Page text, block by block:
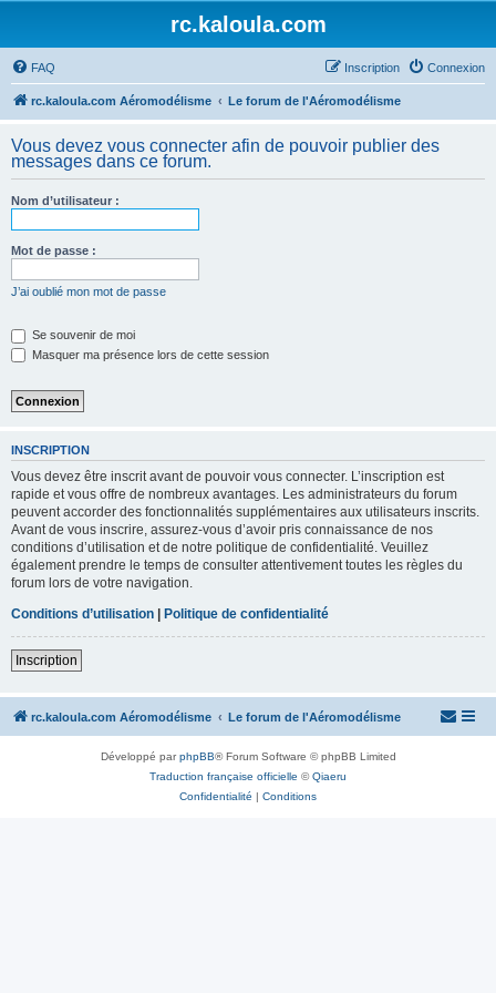
rc.kaloula.com
FAQ Connexion
Inscription
rc.kaloula.com Aéromodélisme Le forum de l'Aéromodélisme
Vous devez vous connecter afin de pouvoir publier des
messages dans ce forum.
Nom d’utilisateur :
Mot de passe :
J’ai oublié mon mot de passe
Se souvenir de moi
Masquer ma présence lors de cette session
INSCRIPTION
Vous devez être inscrit avant de pouvoir vous connecter. L’inscription est
rapide et vous offre de nombreux avantages. Les administrateurs du forum
peuvent accorder des fonctionnalités supplémentaires aux utilisateurs inscrits.
Avant de vous inscrire, assurez-vous d’avoir pris connaissance de nos
conditions d’utilisation et de notre politique de confidentialité. Veuillez
également prendre le temps de consulter attentivement toutes les règles du
forum lors de votre navigation.
Conditions d’utilisation | Politique de confidentialité
Inscription
rc.kaloula.com Aéromodélisme Le forum de l'Aéromodélisme
Développé parphpBB® Forum Software © phpBB Limited
Traduction française officielle ©Qiaeru
Confidentialité | Conditions